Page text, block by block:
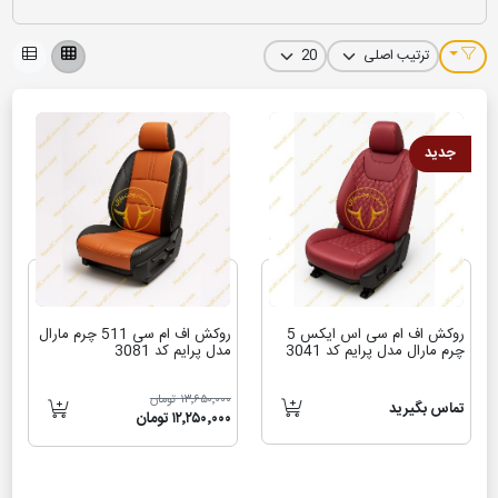
اگر یکی از محصولاتفردا موتورزرا در اختیار دارید و به دنبال روکش صندلی
برای شماست. تمامی محصولات این دسته‌بندی به‌طور اختصاصی برای
خودروهایFarda Motors طراحی و تولید شده‌اند و از نظر ابعاد و دوخت،
هماهنگی کامل با مدل‌هایی مانند
FMC SX5، FMC T5 و دیگر خودروهای
فردا موتورزدارند. استفاده از متریال مقاوم و باکیفیت در کنار طرح‌ها و
رنگ‌های متنوع، علاوه بر حفظ زیبایی و اصالت کابین، راحتی بیشتری را در
طول رانندگی به شما هدیه می‌دهد. انتخاب روکش صندلی و لوازم جانبی
مناسب، بهترین راه برای محافظت و ارتقای فضای داخلی خودروی فردا موتورز
شماست.
جدید
روکش اف ام سی اس ایکس 5
چرم مارال مدل پرایم کد 3041
تماس بگیرید
روکش اف ام سی 511 چرم مارال
مدل پرایم کد 3081
۱۳٬۶۵۰٬۰۰۰ تومان
۱۲٬۲۵۰٬۰۰۰ تومان